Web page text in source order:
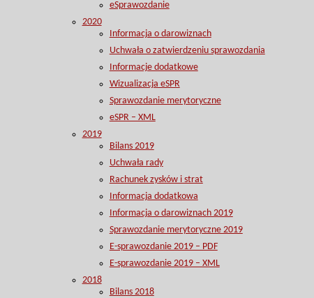
eSprawozdanie
2020
Informacja o darowiznach
Uchwała o zatwierdzeniu sprawozdania
Informacje dodatkowe
Wizualizacja eSPR
Sprawozdanie merytoryczne
eSPR – XML
2019
Bilans 2019
Uchwała rady
Rachunek zysków i strat
Informacja dodatkowa
Informacja o darowiznach 2019
Sprawozdanie merytoryczne 2019
E-sprawozdanie 2019 – PDF
E-sprawozdanie 2019 – XML
2018
Bilans 2018